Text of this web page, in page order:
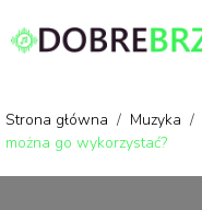
Strona główna / Muzyka /
można go wykorzystać?